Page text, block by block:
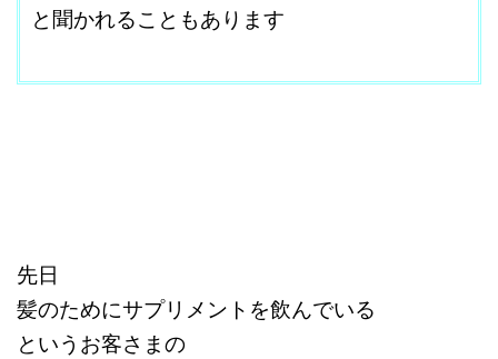
と聞かれることもあります
先日
髪のためにサプリメントを飲んでいる
というお客さまの